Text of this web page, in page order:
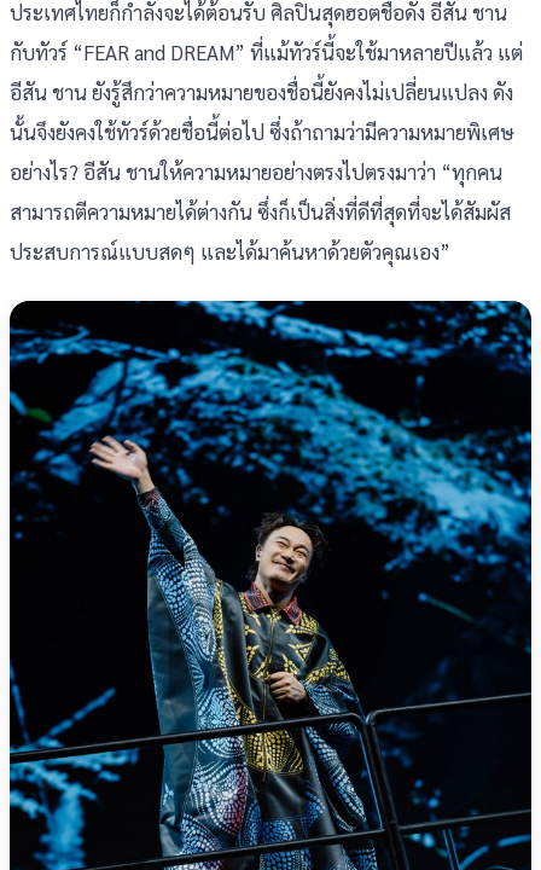
ประเทศไทยก็กำลังจะได้ต้อนรับ ศิลปินสุดฮอตชื่อดัง อีสัน ชาน
กับทัวร์ “FEAR and DREAM” ที่แม้ทัวร์นี้จะใช้มาหลายปีแล้ว แต่
อีสัน ชาน ยังรู้สึกว่าความหมายของชื่อนี้ยังคงไม่เปลี่ยนแปลง ดัง
นั้นจึงยังคงใช้ทัวร์ด้วยชื่อนี้ต่อไป ซึ่งถ้าถามว่ามีความหมายพิเศษ
อย่างไร? อีสัน ชานให้ความหมายอย่างตรงไปตรงมาว่า “ทุกคน
สามารถตีความหมายได้ต่างกัน ซึ่งก็เป็นสิ่งที่ดีที่สุดที่จะได้สัมผัส
ประสบการณ์แบบสดๆ และได้มาค้นหาด้วยตัวคุณเอง”